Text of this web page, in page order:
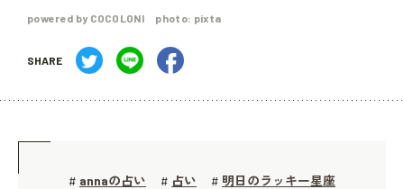
powered by COCOLONI photo: pixta
SHARE
# annaの占い # 占い # 明日のラッキー星座